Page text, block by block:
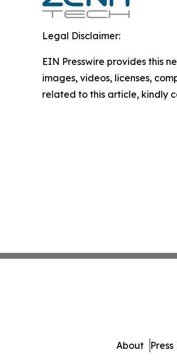
Legal Disclaimer:
EIN Presswire provides this
images, videos, licenses,
related to this article, kindly
About